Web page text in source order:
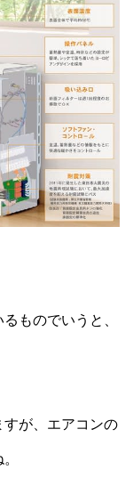
ものでいうと、
が、エアコンの